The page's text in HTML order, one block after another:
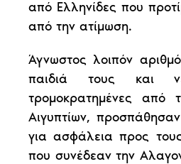
από Ελληνίδες που
από την ατίμωση.
Άγνωστος λοιπόν
παιδιά τους και
τρομοκρατημένες από
Αιγυπτίων,
για ασφάλεια προς
που συνέδεαν την